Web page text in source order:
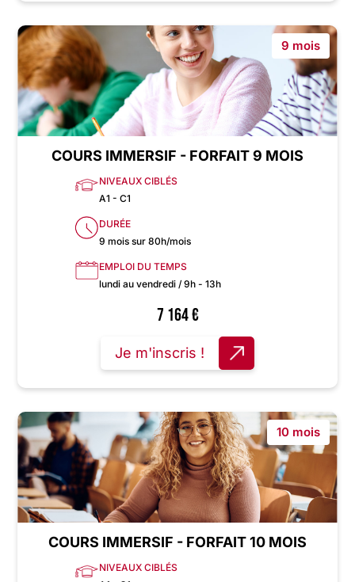
9 mois
COURS IMMERSIF - FORFAIT 9 MOIS
NIVEAUX CIBLÉS
A1 - C1
DURÉE
9 mois sur 80h/mois
EMPLOI DU TEMPS
lundi au vendredi / 9h - 13h
7 164€
Je m'inscris !
10 mois
COURS IMMERSIF - FORFAIT 10 MOIS
NIVEAUX CIBLÉS